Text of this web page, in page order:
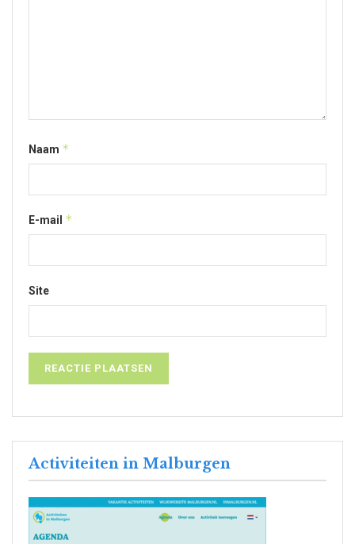
Naam *
E-mail *
Site
Activiteiten in Malburgen